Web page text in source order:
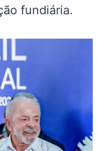
fundiária.